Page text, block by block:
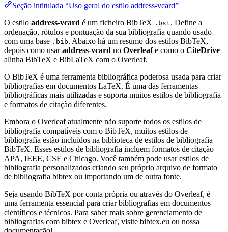
Seção intitulada “Uso geral do estilo address-vcard”
O estilo address-vcard é um ficheiro BibTeX .bst. Define a
ordenação, rótulos e pontuação da sua bibliografia quando usado
com uma base .bib. Abaixo há um resumo dos estilos BibTeX,
depois como usaraddress-vcard no Overleafe como o CiteDrive
alinha BibTeX e BibLaTeX com o Overleaf.
O BibTeX é uma ferramenta bibliográfica poderosa usada para criar
bibliografias em documentos LaTeX. É uma das ferramentas
bibliográficas mais utilizadas e suporta muitos estilos de bibliografia
e formatos de citação diferentes.
Embora o Overleaf atualmente não suporte todos os estilos de
bibliografia compatíveis com o BibTeX, muitos estilos de
bibliografia estão incluídos na biblioteca de estilos de bibliografia
BibTeX. Esses estilos de bibliografia incluem formatos de citação
APA, IEEE, CSE e Chicago. Você também pode usar estilos de
bibliografia personalizados criando seu próprio arquivo de formato
de bibliografia bibtex ou importando um de outra fonte.
Seja usando BibTeX por conta própria ou através do Overleaf, é
uma ferramenta essencial para criar bibliografias em documentos
científicos e técnicos. Para saber mais sobre gerenciamento de
bibliografias com bibtex e Overleaf, visite bibtex.eu ou nossa